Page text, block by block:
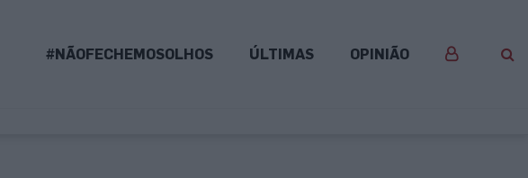
#NÃOFECHEMOSOLHOS ÚLTIMAS OPINIÃO